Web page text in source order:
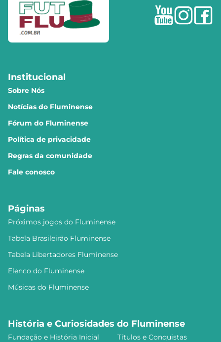
Institucional
Sobre Nós
Notícias do Fluminense
Fórum do Fluminense
Política de privacidade
Regras da comunidade
Fale conosco
Páginas
Próximos jogos do Fluminense
Tabela Brasileirão Fluminense
Tabela Libertadores Fluminense
Elenco do Fluminense
Músicas do Fluminense
História e Curiosidades do Fluminense
Fundação e História Inicial
Títulos e Conquistas